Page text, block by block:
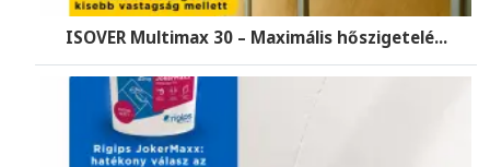
ISOVER Multimax 30 – Maximális hőszigetelé...